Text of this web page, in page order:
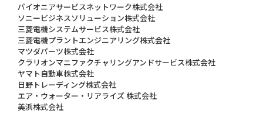
パイオニアサービスネットワーク株式会社
ソニービジネスソリューション株式会社
三菱電機システムサービス株式会社
三菱電機プラントエンジニアリング株式会社
マツダパーツ株式会社
クラリオンマニファクチャリングアンドサービス株式会社
ヤマト自動車株式会社
日野トレーディング株式会社
エア・ウォーター・リアライズ 株式会社
美浜株式会社